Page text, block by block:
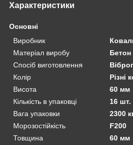
Характеристики
Основні
Виробник
Матеріал виробу
Бетон
Спосіб виготовлення
Колір
Різні
Висота
60 мм
Кількість в упаковці
16 шт.
Вага упаковки
2300
Морозостійкість
F200
Товщина
60 мм